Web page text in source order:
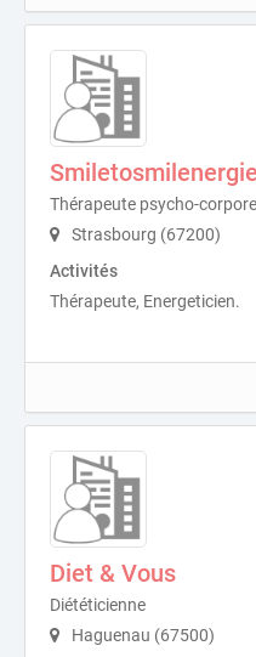
Smiletosmilenergie
Thérapeute psycho-corporel
Strasbourg (67200)
Activités
Thérapeute, Energeticien.
Diet & Vous
Diététicienne
Haguenau (67500)